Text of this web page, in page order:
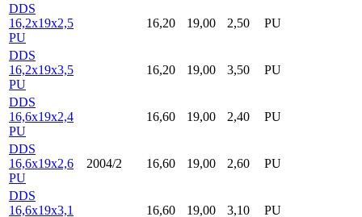
DDS
16,2x19x2,5
PU
16,20 19,00 2,50 PU
DDS
16,2x19x3,5
PU
16,20 19,00 3,50 PU
DDS
16,6x19x2,4
PU
16,60 19,00 2,40 PU
DDS
16,6x19x2,6
PU
2004/2 16,60 19,00 2,60 PU
DDS
16,6x19x3,1
16,60 19,00 3,10 PU